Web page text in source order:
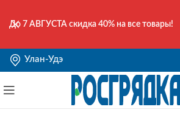
Улан-Удэ
До 7 АВГУСТА скидка 40% на все товары!